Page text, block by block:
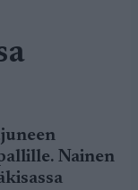
Nainen